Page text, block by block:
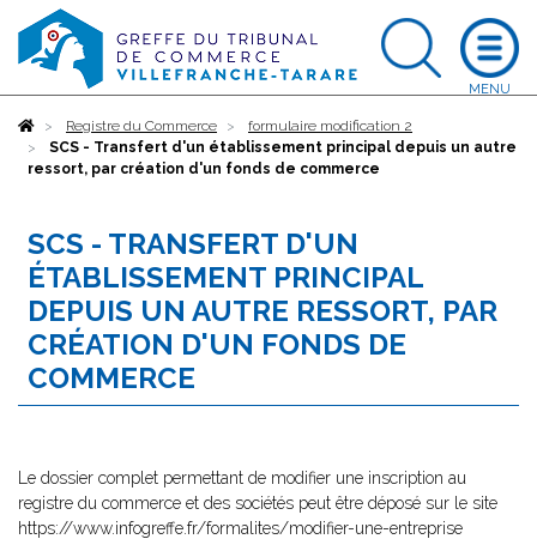
AccueilRegistre du Commerce
formulaire modification 2
SCS - Transfert d'un établissement principal depuis un autre
ressort, par création d'un fonds de commerce
SCS - TRANSFERT D'UN
ÉTABLISSEMENT PRINCIPAL
DEPUIS UN AUTRE RESSORT, PAR
CRÉATION D'UN FONDS DE
COMMERCE
Le dossier complet permettant de modifier une inscription au
registre du commerce et des sociétés peut être déposé sur le site
https://www.infogreffe.fr/formalites/modifier-une-entreprise